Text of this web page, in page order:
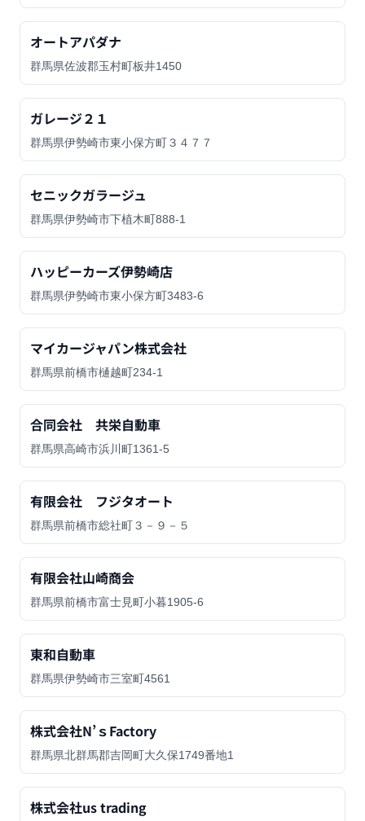
オートアパダナ
群馬県佐波郡玉村町板井1450
ガレージ２１
群馬県伊勢崎市東小保方町３４７７
セニックガラージュ
群馬県伊勢崎市下植木町888-1
ハッピーカーズ伊勢崎店
群馬県伊勢崎市東小保方町3483-6
マイカージャパン株式会社
群馬県前橋市樋越町234-1
合同会社 共栄自動車
群馬県高崎市浜川町1361-5
有限会社 フジタオート
群馬県前橋市総社町３－９－５
有限会社山崎商会
群馬県前橋市富士見町小暮1905-6
東和自動車
群馬県伊勢崎市三室町4561
株式会社N’ｓFactory
群馬県北群馬郡吉岡町大久保1749番地1
株式会社us trading